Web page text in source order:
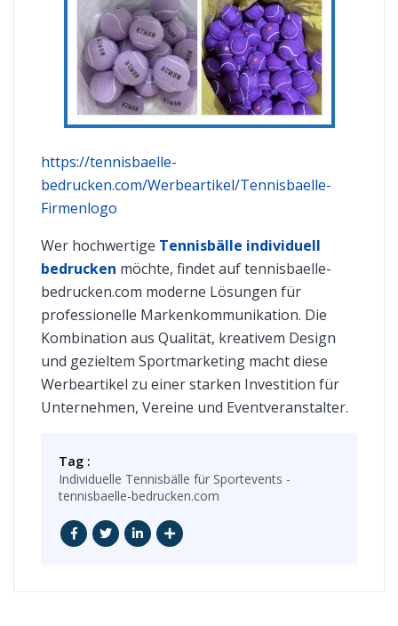
https://tennisbaelle-
bedrucken.com/Werbeartikel/Tennisbaelle-
Firmenlogo
Wer hochwertige Tennisbälle individuell
bedrucken möchte, findet auf tennisbaelle-
bedrucken.com moderne Lösungen für
professionelle Markenkommunikation. Die
Kombination aus Qualität, kreativem Design
und gezieltem Sportmarketing macht diese
Werbeartikel zu einer starken Investition für
Unternehmen, Vereine und Eventveranstalter.
Tag :
Individuelle Tennisbälle für Sportevents -
tennisbaelle-bedrucken.com